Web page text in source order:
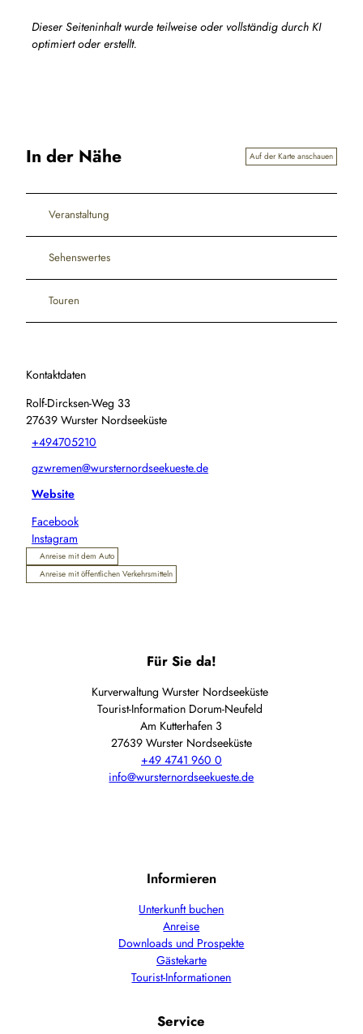
Dieser Seiteninhalt wurde teilweise oder vollständig durch KI
optimiert oder erstellt.
In der Nähe Auf der Karte anschauen
Veranstaltung
Sehenswertes
Touren
Kontaktdaten
Rolf-Dircksen-Weg 33
27639 Wurster Nordseeküste
+494705210
gzwremen@wursternordseekueste.de
Website
Facebook
Instagram
Anreise mit dem Auto
Anreise mit öffentlichen Verkehrsmitteln
Für Sie da!
Kurverwaltung Wurster Nordseeküste
Tourist-Information Dorum-Neufeld
Am Kutterhafen 3
27639 Wurster Nordseeküste
+49 4741 960 0
info@wursternordseekueste.de
Informieren
Unterkunft buchen
Anreise
Downloads und Prospekte
Gästekarte
Tourist-Informationen
Service